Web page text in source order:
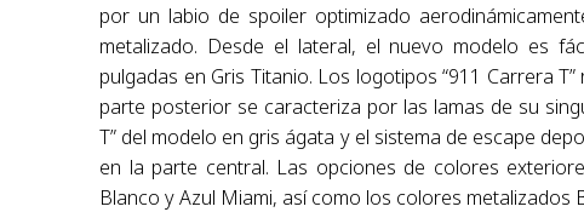
por un labio de spoiler optimizado
metalizado. Desde el lateral, el nuevo modelo es
pulgadas en Gris Titanio. Los logotipos “911 Carrera
parte posterior se caracteriza por las lamas de su
T” del modelo en gris ágata y el sistema de escape
en la parte central. Las opciones de colores
Blanco y Azul Miami, así como los colores metalizados